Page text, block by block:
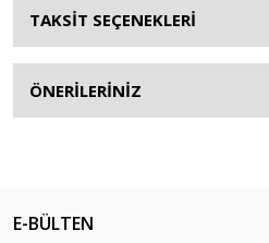
TAKSİT SEÇENEKLERİ
ÖNERİLERİNİZ
E-BÜLTEN